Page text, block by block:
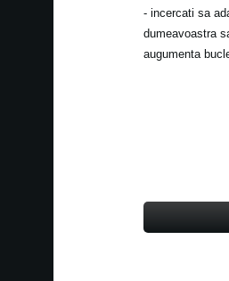
- incercati sa
dumeavoastra
augumenta